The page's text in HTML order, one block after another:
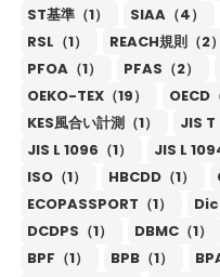
ST基準（1）
SIAA（4）
RSL（1）
REACH規則（2）
PFOA（1）
PFAS（2）
OEKO-TEX（19）
OECD
KES風合い計測（1）
JIS T
JIS L 1096（1）
JIS L
ISO（1）
HBCDD（1）
ECOPASSPORT（1）
DCDPS（1）
DBMC（1）
BPF（1）
BPB（1）